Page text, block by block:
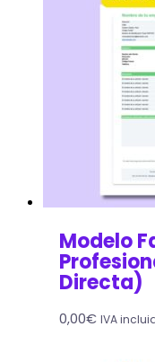
Modelo
Directa)
0,00€ IVA